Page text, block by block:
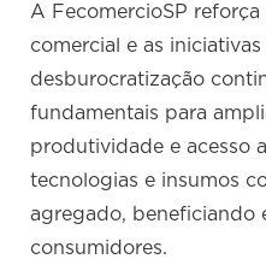
A FecomercioSP
comercial e as iniciativas
desburocratização
fundamentais para
produtividade e acesso
tecnologias e insumos
agregado, beneficiando
consumidores.